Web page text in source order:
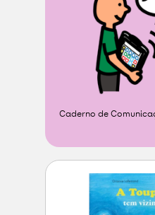
Caderno de